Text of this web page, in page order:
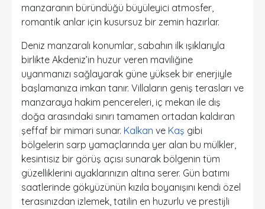
manzaranın büründüğü büyüleyici atmosfer,
romantik anlar için kusursuz bir zemin hazırlar.
Deniz manzaralı konumlar, sabahın ilk ışıklarıyla
birlikte Akdeniz’in huzur veren maviliğine
uyanmanızı sağlayarak güne yüksek bir enerjiyle
başlamanıza imkan tanır. Villaların geniş terasları ve
manzaraya hakim pencereleri, iç mekan ile dış
doğa arasındaki sınırı tamamen ortadan kaldıran
şeffaf bir mimari sunar. Kalkan ve Kaş gibi
bölgelerin sarp yamaçlarında yer alan bu mülkler,
kesintisiz bir görüş açısı sunarak bölgenin tüm
güzelliklerini ayaklarınızın altına serer. Gün batımı
saatlerinde gökyüzünün kızıla boyanışını kendi özel
terasınızdan izlemek, tatilin en huzurlu ve prestijli